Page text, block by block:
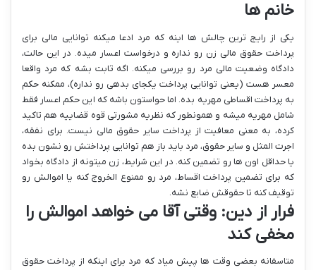
خانم ها
یکی از رایج ترین چالش ها اینه که مرد ادعا میکنه توانایی مالی برای
پرداخت حقوق مالی زن رو نداره و درخواست اعسار میده. در این حالت،
دادگاه وضعیت مالی مرد رو بررسی میکنه. اگه ثابت بشه که مرد واقعا
معسر هست (یعنی توانایی پرداخت یکجای بدهی رو نداره)، ممکنه حکم
به پرداخت اقساطی مهریه بده. اما حواستون باشه که این حکم اعسار فقط
شامل مهریه میشه و همونطور که نظریه مشورتی قوه قضاییه هم تاکید
کرده، به معنی معافیت از پرداخت سایر حقوق مالی نیست. برای نفقه،
اجرت المثل و سایر حقوق، مرد باید باز هم توانایی پرداختش رو نشون بده
یا حداقل اون ها رو تضمین کنه. در این شرایط، زن میتونه از دادگاه بخواد
که برای تضمین پرداخت اقساط، مرد رو ممنوع الخروج کنه یا اموالش رو
توقیف کنه تا حقوقش ضایع نشه.
فرار از دین: وقتی آقا می خواهد اموالش را
مخفی کند
متاسفانه بعضی وقت ها پیش میاد که مرد برای اینکه از پرداخت حقوق